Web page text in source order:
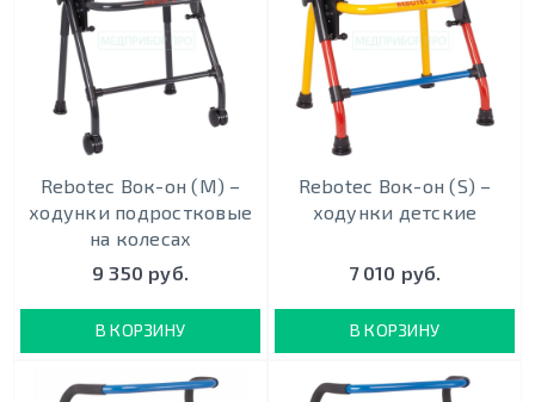
Rebotec Вок-он (M) –
ходунки подростковые
на колесах
9 350 руб.
В КОРЗИНУ
Rebotec Вок-он (S) –
ходунки детские
7 010 руб.
В КОРЗИНУ